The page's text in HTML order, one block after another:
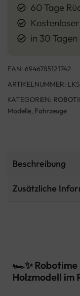
60 Tage
in 30
EAN: 6946785121742
ARTIKELNUMMER:
KATEGORIEN:
Modelle, Fahrzeuge
Beschreibung
Zusätzliche
🏎️✨ Robotime
Holzmodell im